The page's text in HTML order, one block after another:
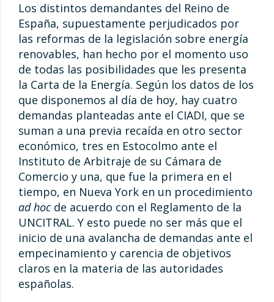
Los distintos demandantes del Reino de
España, supuestamente perjudicados por
las reformas de la legislación sobre energía
renovables, han hecho por el momento uso
de todas las posibilidades que les presenta
la Carta de la Energía. Según los datos de los
que disponemos al día de hoy, hay cuatro
demandas planteadas ante el CIADI, que se
suman a una previa recaída en otro sector
económico, tres en Estocolmo ante el
Instituto de Arbitraje de su Cámara de
Comercio y una, que fue la primera en el
tiempo, en Nueva York en un procedimiento
ad hocde acuerdo con el Reglamento de la
UNCITRAL. Y esto puede no ser más que el
inicio de una avalancha de demandas ante el
empecinamiento y carencia de objetivos
claros en la materia de las autoridades
españolas.